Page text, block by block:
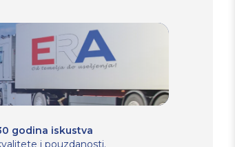
godina iskustva
i pouzdanosti.